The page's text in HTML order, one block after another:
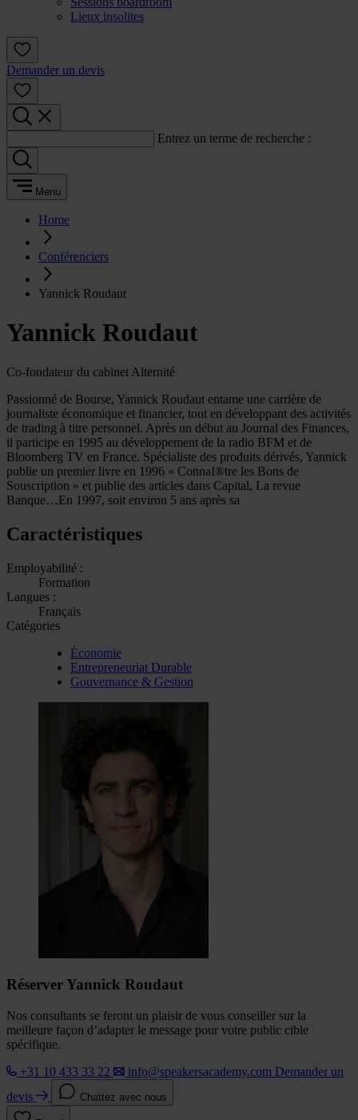
Lieux insolites
Demander un devis
Entrez un terme de recherche :
Menu
Home
Conférenciers
Yannick Roudaut
Yannick Roudaut
Co-fondateur du cabinet Alternité
Passionné de Bourse, Yannick Roudaut entame une carrière de
journaliste économique et financier, tout en développant des activités
de trading à titre personnel. Après un début au Journal des Finances,
il participe en 1995 au développement de la radio BFM et de
Bloomberg TV en France. Spécialiste des produits dérivés, Yannick
publie un premier livre en 1996 « ConnaI®tre les Bons de
Souscription » et publie des articles dans Capital, La revue
Banque…En 1997, soit environ 5 ans après sa
Caractéristiques
Employabilité :
Formation
Langues :
Français
Catégories
Économie
Entrepreneuriat Durable
Gouvernance & Gestion
Réserver Yannick Roudaut
Nos consultants se feront un plaisir de vous conseiller sur la
meilleure façon d’adapter le message pour votre public cible
spécifique.
+31 10 433 33 22
info@speakersacademy.com Demander un
devis
Chattez avec nous